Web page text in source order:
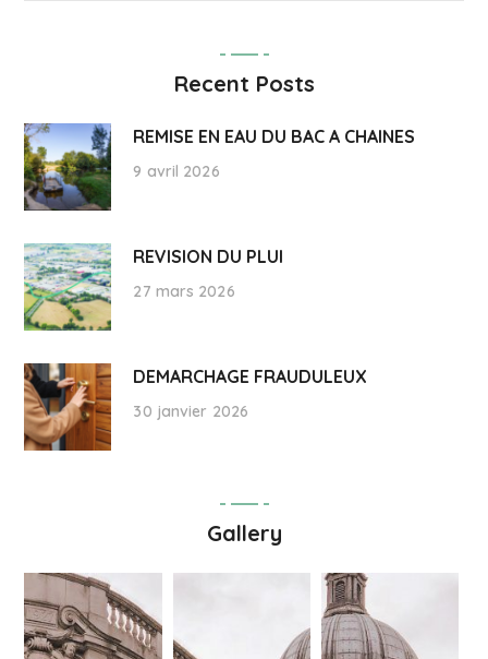
Recent Posts
REMISE EN EAU DU BAC A CHAINES
9 avril 2026
REVISION DU PLUI
27 mars 2026
DEMARCHAGE FRAUDULEUX
30 janvier 2026
Gallery